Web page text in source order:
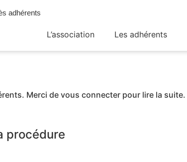
adhérents
L’association Les adhérents
Merci de vous connecter pour lire la suite.
procédure